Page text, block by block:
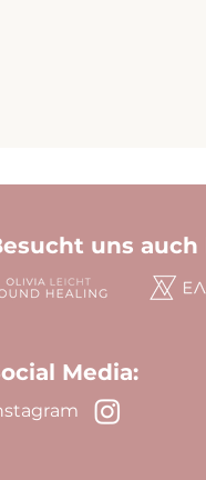
uns auch
Media:
agram